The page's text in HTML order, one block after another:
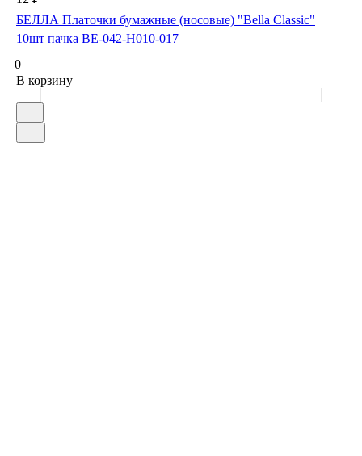
БЕЛЛА Платочки бумажные (носовые) "Bella Classic"
10шт пачка BE-042-H010-017
0
В корзину